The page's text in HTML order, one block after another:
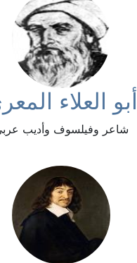
أبو العلاء
شاعر وفيلسوف وأديب